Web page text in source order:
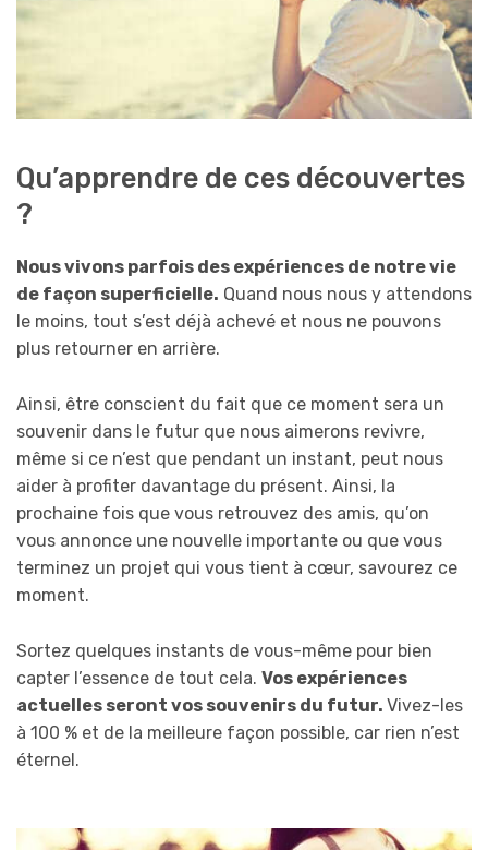
Qu’apprendre de ces découvertes
?
Nous vivons parfois des expériences de notre vie
de façon superficielle. Quand nous nous y attendons
le moins, tout s’est déjà achevé et nous ne pouvons
plus retourner en arrière.
Ainsi, être conscient du fait que ce moment sera un
souvenir dans le futur que nous aimerons revivre,
même si ce n’est que pendant un instant, peut nous
aider à profiter davantage du présent. Ainsi, la
prochaine fois que vous retrouvez des amis, qu’on
vous annonce une nouvelle importante ou que vous
terminez un projet qui vous tient à cœur, savourez ce
moment.
Sortez quelques instants de vous-même pour bien
capter l’essence de tout cela. Vos expériences
actuelles seront vos souvenirs du futur. Vivez-les
à 100 % et de la meilleure façon possible, car rien n’est
éternel.